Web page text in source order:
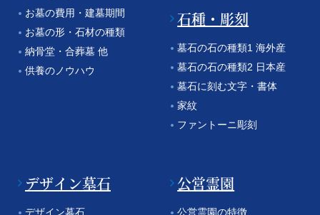
お墓の費用・建墓期間
お墓の形・石材の種類
納骨堂・合葬墓 他
供養のノウハウ
石種・彫刻
墓石の石の種類1 海外産
墓石の石の種類2 日本産
墓石に刻む文字・書体
家紋
ファントーニ彫刻
デザイン墓石
デザイン墓石
公営霊園
公営霊園の特徴